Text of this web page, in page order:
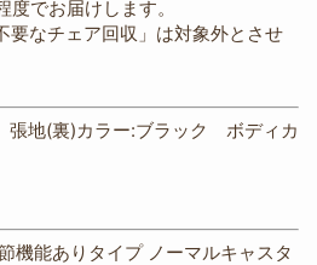
度でお届けします。
要なチェア回収」は対象外とさせ
地(裏)カラー:ブラック ボディカ
機能ありタイプ ノーマルキャスタ